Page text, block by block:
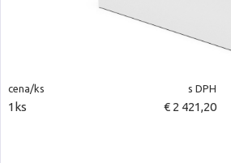
cena/ks s DPH
1ks € 2 421,20